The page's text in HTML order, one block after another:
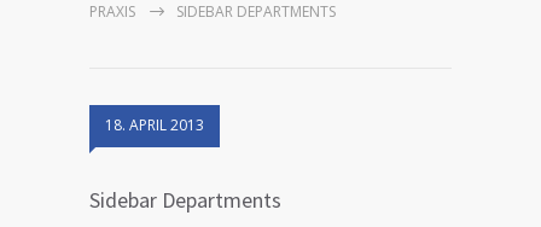
PRAXIS SIDEBAR DEPARTMENTS
18. APRIL 2013
Sidebar Departments